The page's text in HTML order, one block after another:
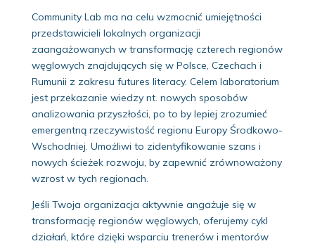
Community Lab ma na celu wzmocnić umiejętności
przedstawicieli lokalnych organizacji
zaangażowanych w transformację czterech regionów
węglowych znajdujących się w Polsce, Czechach i
Rumunii z zakresu futures literacy. Celem laboratorium
jest przekazanie wiedzy nt. nowych sposobów
analizowania przyszłości, po to by lepiej zrozumieć
emergentną rzeczywistość regionu Europy Środkowo-
Wschodniej. Umożliwi to zidentyfikowanie szans i
nowych ścieżek rozwoju, by zapewnić zrównoważony
wzrost w tych regionach.
Jeśli Twoja organizacja aktywnie angażuje się w
transformację regionów węglowych, oferujemy cykl
działań, które dzięki wsparciu trenerów i mentorów